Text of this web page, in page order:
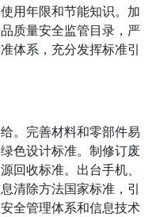
用年限和节能知识。加
质量安全监管目录，严
体系，充分发挥标准引
。完善材料和零部件易
色设计标准。制修订废
回收标准。出台手机、
清除方法国家标准，引
全管理体系和信息技术